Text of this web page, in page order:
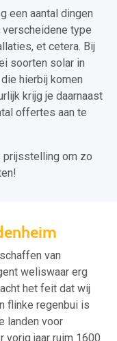
een aantal dingen
type
et cetera. Bij
soorten solar in
hierbij komen
krijg je daarnaast
offertes aan te
prijsstelling om zo
van
weliswaar erg
het feit dat wij
flinke regenbui is
landen voor
vorig jaar ruim 1600